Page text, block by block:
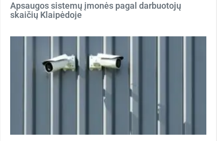
Apsaugos sistemų įmonės pagal darbuotojų
skaičių Klaipėdoje